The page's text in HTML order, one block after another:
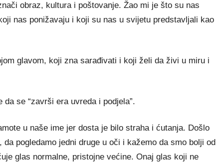
obraz, kultura i poštovanje. Žao mi je što su nas
nas ponižavaju i koji su nas u svijetu predstavljali kao
glavom, koji zna sarađivati i koji želi da živi u miru i
se “završi era uvreda i podjela”.
u naše ime jer dosta je bilo straha i ćutanja. Došlo
pogledamo jedni druge u oči i kažemo da smo bolji od
glas normalne, pristojne većine. Onaj glas koji ne